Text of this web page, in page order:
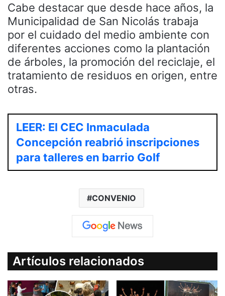
Cabe destacar que desde hace años, la
Municipalidad de San Nicolás trabaja
por el cuidado del medio ambiente con
diferentes acciones como la plantación
de árboles, la promoción del reciclaje, el
tratamiento de residuos en origen, entre
otras.
LEER: El CEC Inmaculada
Concepción reabrió inscripciones
para talleres en barrio Golf
CONVENIO
Artículos relacionados